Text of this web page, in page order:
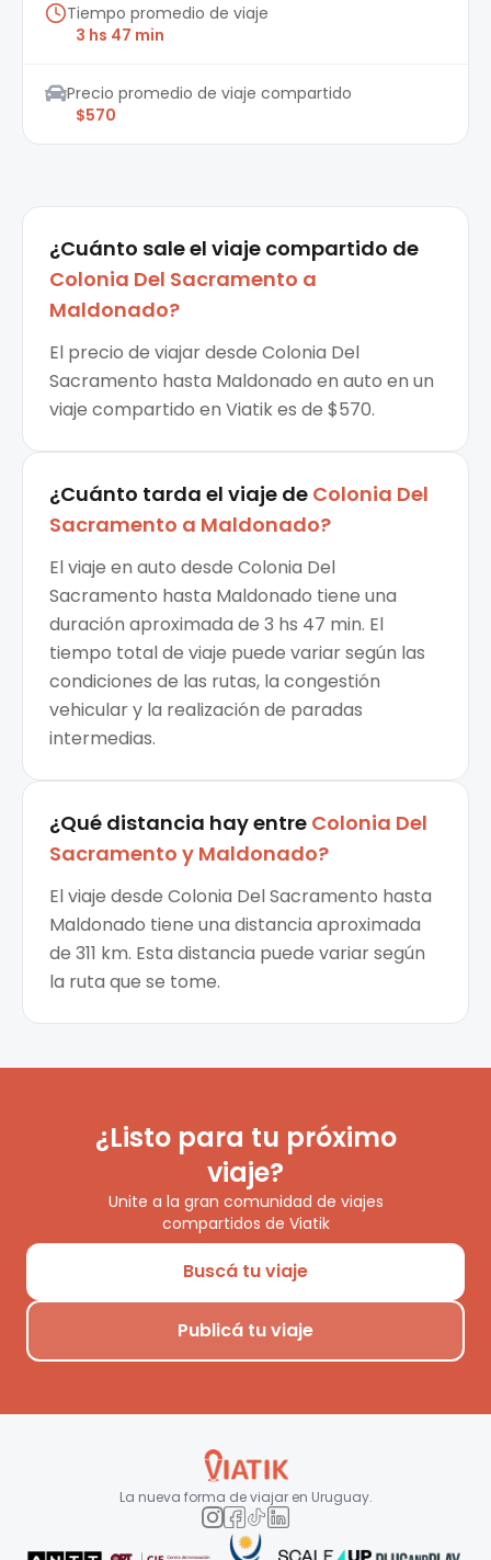
Tiempo promedio de viaje
3 hs 47 min
Precio promedio de viaje compartido
$570
¿Cuánto sale el viaje compartido de
Colonia Del Sacramento a
Maldonado?
El precio de viajar desde Colonia Del
Sacramento hasta Maldonado en auto en un
viaje compartido en Viatik es de $570.
¿Cuánto tarda el viaje de Colonia Del
Sacramento a Maldonado?
El viaje en auto desde Colonia Del
Sacramento hasta Maldonado tiene una
duración aproximada de 3 hs 47 min. El
tiempo total de viaje puede variar según las
condiciones de las rutas, la congestión
vehicular y la realización de paradas
intermedias.
¿Qué distancia hay entre Colonia Del
Sacramento y Maldonado?
El viaje desde Colonia Del Sacramento hasta
Maldonado tiene una distancia aproximada
de 311 km. Esta distancia puede variar según
la ruta que se tome.
¿Listo para tu próximo
viaje?
Unite a la gran comunidad de viajes
compartidos de Viatik
Buscá tu viaje
Publicá tu viaje
La nueva forma de viajar en Uruguay.